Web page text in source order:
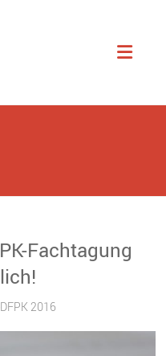
Fachtagung
DFPK 2016